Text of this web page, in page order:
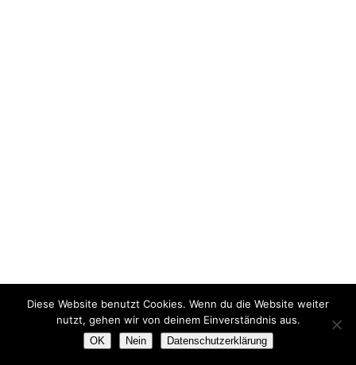
Diese Website benutzt Cookies. Wenn du die Website weiter
nutzt, gehen wir von deinem Einverständnis aus.
OK Nein Datenschutzerklärung